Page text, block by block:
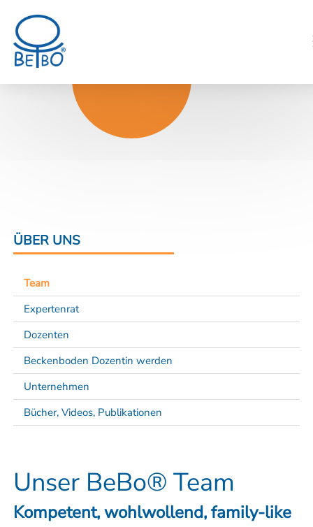
ÜBER UNS
Team
Expertenrat
Dozenten
Beckenboden Dozentin werden
Unternehmen
Bücher, Videos, Publikationen
Unser BeBo® Team
Kompetent, wohlwollend, family-like